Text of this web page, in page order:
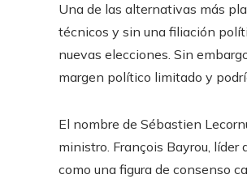
Una de las alternativas más
técnicos y sin una filiación
nuevas elecciones. Sin
margen político limitado y
El nombre de Sébastien
ministro. François Bayrou,
como una figura de consenso